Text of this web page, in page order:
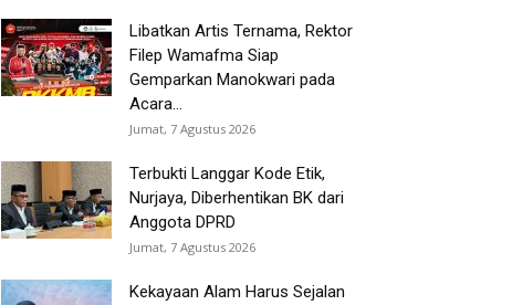
Libatkan Artis Ternama, Rektor
Filep Wamafma Siap
Gemparkan Manokwari pada
Acara...
Jumat, 7 Agustus 2026
Terbukti Langgar Kode Etik,
Nurjaya, Diberhentikan BK dari
Anggota DPRD
Jumat, 7 Agustus 2026
Kekayaan Alam Harus Sejalan